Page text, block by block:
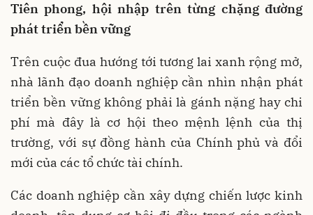
Tiên phong, hội nhập trên từng chặng đường
phát triển bền vững
Trên cuộc đua hướng tới tương lai xanh rộng mở,
nhà lãnh đạo doanh nghiệp cần nhìn nhận phát
triển bền vững không phải là gánh nặng hay chi
phí mà đây là cơ hội theo mệnh lệnh của thị
trường, với sự đồng hành của Chính phủ và đổi
mới của các tổ chức tài chính.
Các doanh nghiệp cần xây dựng chiến lược kinh